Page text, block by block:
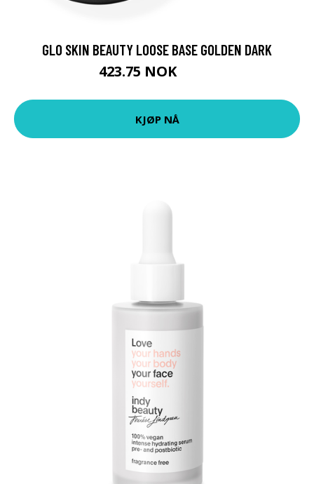
GLO SKIN BEAUTY LOOSE BASE GOLDEN DARK
423.75 NOK
KJØP NÅ